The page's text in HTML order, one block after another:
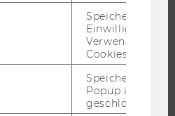
Speichert Ihre
Einwilligung zur
Verwendung von
Cookies.
Speichert ob ein
Popup
geschlossen